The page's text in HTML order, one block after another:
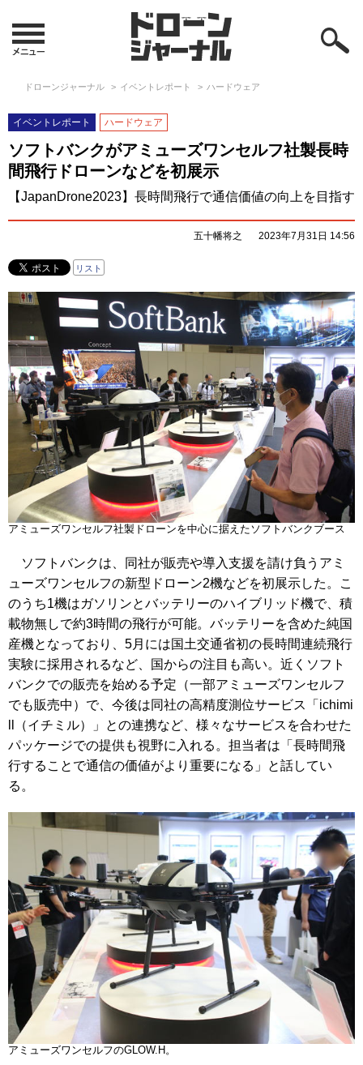
ドローンジャーナル イベントレポート ハードウェア
イベントレポート ハードウェア
ソフトバンクがアミューズワンセルフ社製長時
間飛行ドローンなどを初展示
【JapanDrone2023】長時間飛行で通信価値の向上を目指す
五十幡将之 2023年7月31日 14:56
リスト
アミューズワンセルフ社製ドローンを中心に据えたソフトバンクブース
ソフトバンクは、同社が販売や導入支援を請け負うアミ
ューズワンセルフの新型ドローン2機などを初展示した。こ
のうち1機はガソリンとバッテリーのハイブリッド機で、積
載物無しで約3時間の飛行が可能。バッテリーを含めた純国
産機となっており、5月には国土交通省初の長時間連続飛行
実験に採用されるなど、国からの注目も高い。近くソフト
バンクでの販売を始める予定（一部アミューズワンセルフ
でも販売中）で、今後は同社の高精度測位サービス「ichimi
ll（イチミル）」との連携など、様々なサービスを合わせた
パッケージでの提供も視野に入れる。担当者は「長時間飛
行することで通信の価値がより重要になる」と話してい
る。
アミューズワンセルフのGLOW.H。